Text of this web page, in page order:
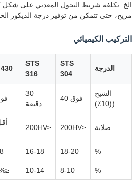
مريح، حتى تتمكن من توفير درجة الديكور
التركيب الكيميائي
الدرجة
STS
304
STS
316
الشيخ
((10٪)
فوق 40
30
دقيقة
صلابة ≤200HV
≤200HV
%
18-20
16-18
%
8-10
10-14
≤0.60%